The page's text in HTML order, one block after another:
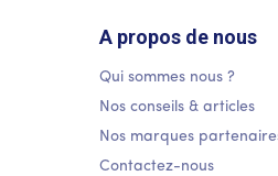
A propos de nous
Qui sommes nous ?
Nos conseils & articles
Nos marques
Contactez-nous